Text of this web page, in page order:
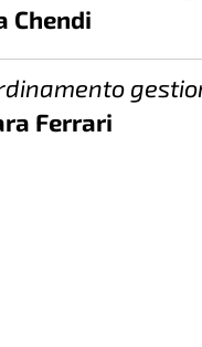
Chendi
Ferrari